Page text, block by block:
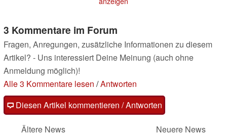
3 Kommentare im Forum
Fragen, Anregungen, zusätzliche Informationen zu diesem
Artikel? - Uns interessiert Deine Meinung (auch ohne
Anmeldung möglich)!
Alle 3 Kommentare lesen /Antworten
Diesen Artikel kommentieren / Antworten
Ältere News
Neuere News